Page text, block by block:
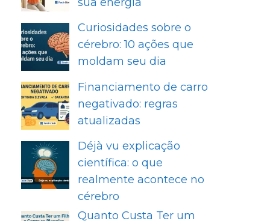
Curiosidades sobre o
cérebro: 10 ações que
moldam seu dia
Financiamento de carro
negativado: regras
atualizadas
Déjà vu explicação
científica: o que
realmente acontece no
cérebro
Quanto Custa Ter um